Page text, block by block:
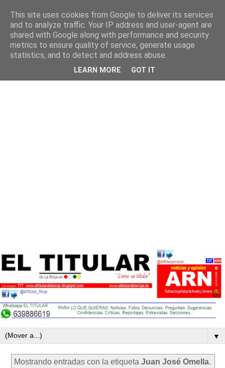
▼
Mostrando entradas con la etiqueta Juan José Omella.
This site uses cookies from Google to deliver its services
and to analyze traffic. Your IP address and user-agent are
shared with Google along with performance and security
metrics to ensure quality of service, generate usage
statistics, and to detect and address abuse.
LEARN MORE GOT IT